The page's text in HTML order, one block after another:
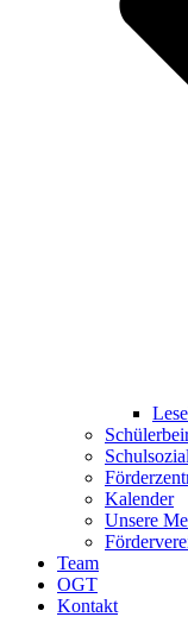
Kalender
Unsere
Team
OGT
Kontakt